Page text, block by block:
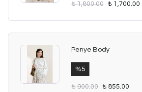
₺ 1,800.00 ₺ 1,700.00
Penye Body
%5
₺ 900.00 ₺ 855.00